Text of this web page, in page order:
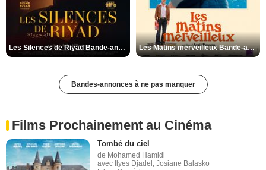
Les Silences de Riyad Bande-annonce VO STFR Les Matins merveilleux Bande-annonce VF
Bandes-annonces à ne pas manquer
Films Prochainement au Cinéma
Tombé du ciel
de Mohamed Hamidi
avec Ilyes Djadel, Josiane Balasko